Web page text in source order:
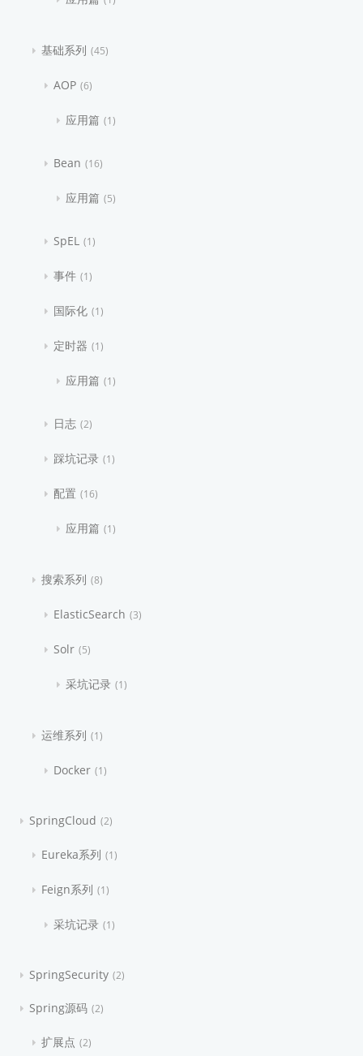
基础系列 45
AOP 6
应用篇 1
Bean 16
应用篇 5
SpEL 1
事件 1
国际化 1
定时器 1
应用篇 1
日志 2
踩坑记录 1
配置 16
应用篇 1
搜索系列 8
ElasticSearch 3
Solr 5
采坑记录 1
运维系列 1
Docker 1
SpringCloud 2
Eureka系列 1
Feign系列 1
采坑记录 1
SpringSecurity 2
Spring源码 2
扩展点 2